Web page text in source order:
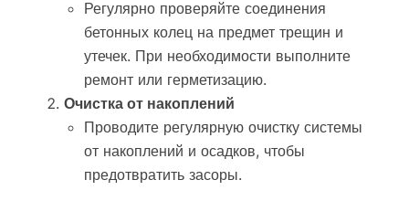
Регулярно проверяйте соединения
бетонных колец на предмет трещин и
утечек. При необходимости выполните
ремонт или герметизацию.
Очистка от накоплений
Проводите регулярную очистку системы
от накоплений и осадков, чтобы
предотвратить засоры.